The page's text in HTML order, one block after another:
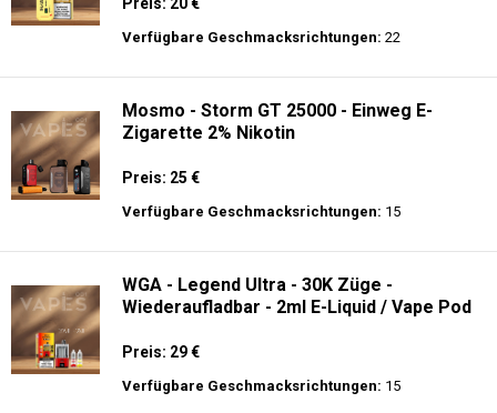
Verfügbare Geschmacksrichtungen: 22
Mosmo - Storm GT 25000 - Einweg E-
Zigarette 2% Nikotin
Preis: 25 €
Verfügbare Geschmacksrichtungen: 15
WGA - Legend Ultra - 30K Züge -
Wiederaufladbar - 2ml E-Liquid / Vape Pod
Preis: 29 €
Verfügbare Geschmacksrichtungen: 15